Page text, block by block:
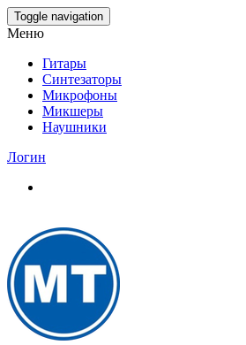
Skip
to
content
Toggle navigation
Меню
Гитары
Синтезаторы
Микрофоны
Микшеры
Наушники
Логин